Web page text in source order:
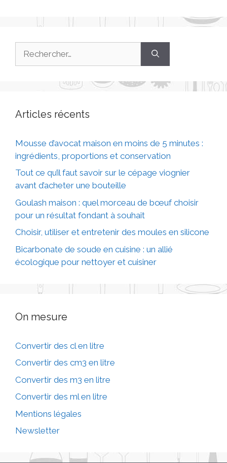
Articles récents
Mousse d’avocat maison en moins de 5 minutes :
ingrédients, proportions et conservation
Tout ce qu’il faut savoir sur le cépage viognier
avant d’acheter une bouteille
Goulash maison : quel morceau de bœuf choisir
pour un résultat fondant à souhait
Choisir, utiliser et entretenir des moules en silicone
Bicarbonate de soude en cuisine : un allié
écologique pour nettoyer et cuisiner
On mesure
Convertir des cl en litre
Convertir des cm3 en litre
Convertir des m3 en litre
Convertir des ml en litre
Mentions légales
Newsletter